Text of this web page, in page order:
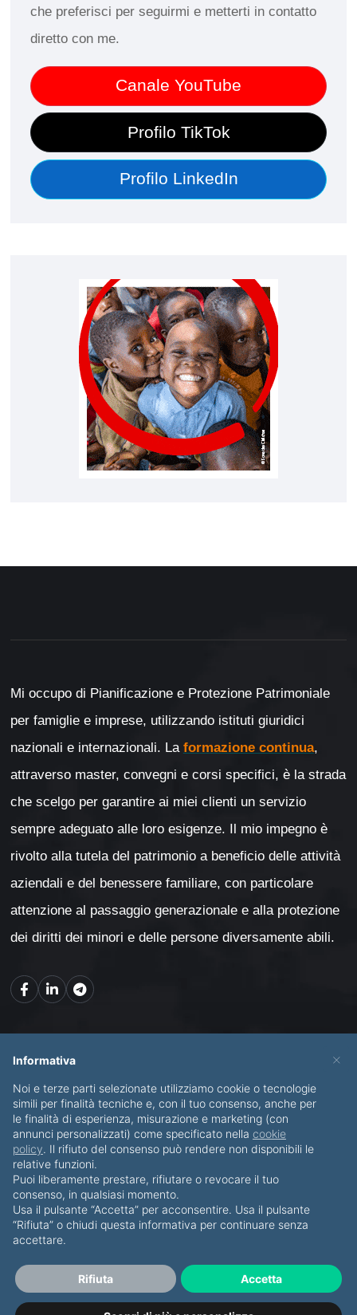
che preferisci per seguirmi e metterti in contatto
diretto con me.
Canale YouTube
Profilo TikTok
Profilo LinkedIn
Mi occupo di Pianificazione e Protezione Patrimoniale
per famiglie e imprese, utilizzando istituti giuridici
nazionali e internazionali. La formazione continua,
attraverso master, convegni e corsi specifici, è la strada
che scelgo per garantire ai miei clienti un servizio
sempre adeguato alle loro esigenze. Il mio impegno è
rivolto alla tutela del patrimonio a beneficio delle attività
aziendali e del benessere familiare, con particolare
attenzione al passaggio generazionale e alla protezione
dei diritti dei minori e delle persone diversamente abili.
CHI SONO SERVIZI
BLOG CONTATTI
© Copyright 2012-2026 Piero Di Bello & Partners
Tutti i diritti riservati
P.IVA IT07911820723
Sviluppato da Namea.it
×
Informativa
Noi e terze parti selezionate utilizziamo cookie o tecnologie
simili per finalità tecniche e, con il tuo consenso, anche per
le finalità di esperienza, misurazione e marketing (con
annunci personalizzati) come specificato nella cookie
policy. Il rifiuto del consenso può rendere non disponibili le
relative funzioni.
Puoi liberamente prestare, rifiutare o revocare il tuo
consenso, in qualsiasi momento.
Usa il pulsante “Accetta” per acconsentire. Usa il pulsante
“Rifiuta” o chiudi questa informativa per continuare senza
accettare.
Rifiuta Accetta